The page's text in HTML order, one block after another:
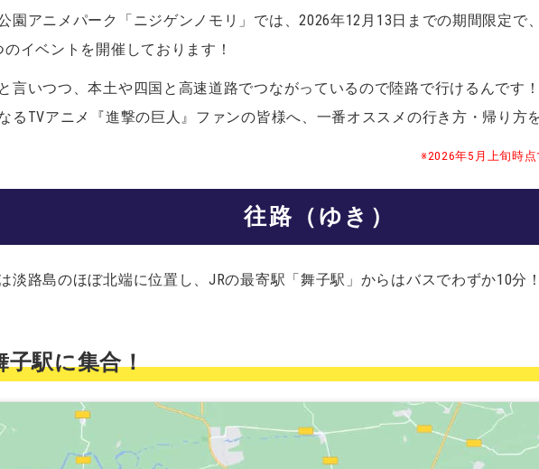
園アニメパーク「ニジゲンノモリ」では、2026年12月13日までの期間限定で
イベントを開催しております！
言いつつ、本土や四国と高速道路でつながっているので陸路で行けるんです
るTVアニメ『進撃の巨人』ファンの皆様へ、一番オススメの行き方・帰り方
※2026年5月上旬時点
往路（ゆき）
淡路島のほぼ北端に位置し、JRの最寄駅「舞子駅」からはバスでわずか10分
子駅に集合！